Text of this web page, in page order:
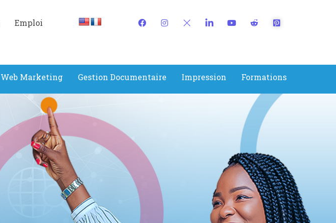
Emploi
Web Marketing Gestion Documentaire Impression Formations